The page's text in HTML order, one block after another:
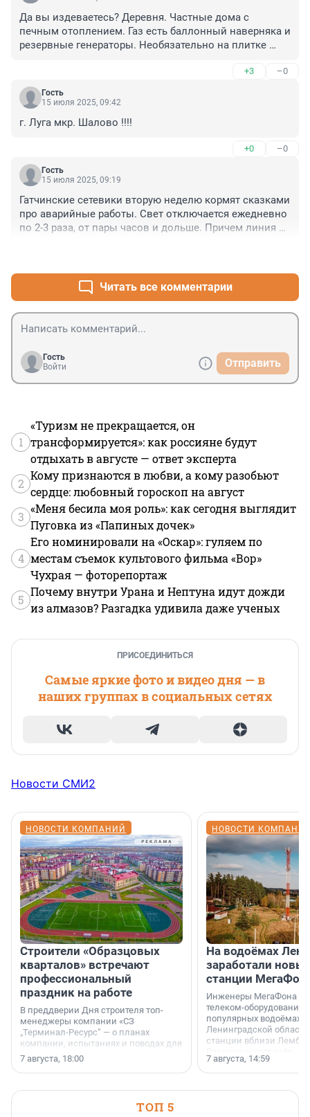
Да вы издеваетесь? Деревня. Частные дома с
печным отоплением. Газ есть баллонный наверняка и
резервные генераторы. Необязательно на плитке
Сложите из кирпичей временный таганок. Достаньте
старую керосинка или керогаз. У меня их например
две штуки. И лампы керосиновые. Все есть. Какие
тут электричество?
+3 –0
Гость
15 июля 2025, 09:42
г. Луга мкр. Шалово !!!!
+0 –0
Гость
15 июля 2025, 09:19
Гатчинские сетевики вторую неделю кормят сказками
про аварийные работы. Свет отключается ежедневно
по 2-3 раза, от пары часов и дольше. Причем линия
Читать все комментарии
Гость
Войти
Отправить
1
«Туризм не прекращается, он
трансформируется»: как россияне будут
отдыхать в августе — ответ эксперта
2
Кому признаются в любви, а кому разобьют
сердце: любовный гороскоп на август
3
«Меня бесила моя роль»: как сегодня выглядит
Пуговка из «Папиных дочек»
4
Его номинировали на «Оскар»: гуляем по
местам съемок культового фильма «Вор»
Чухрая — фоторепортаж
5
Почему внутри Урана и Нептуна идут дожди
из алмазов? Разгадка удивила даже ученых
ПРИСОЕДИНИТЬСЯ
Самые яркие фото и видео дня — в
наших группах в социальных сетях
Новости СМИ2
НОВОСТИ КОМПАНИЙ
Строители «Образцовых
кварталов» встречают
профессиональный
праздник на работе
В преддверии Дня строителя топ-
менеджеры компании «СЗ
„Терминал-Ресурс“ — о планах
компании, испытаниях и поводах для
осторожного оптимизма.
7 августа, 18:00
НОВОСТИ
На водоёмах
заработали
станции
Инженеры МегаФона
телеком-оборудование
популярных водоёмах
Ленинградской
станции вблизи
недалеко от Большого
водопада.
7 августа, 14:59
ТОП 5